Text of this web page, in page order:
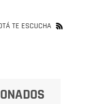
TE ESCUCHA